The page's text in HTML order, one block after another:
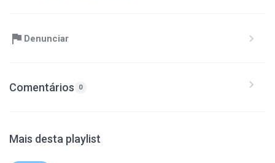
Denunciar
Comentários 0
Mais desta playlist